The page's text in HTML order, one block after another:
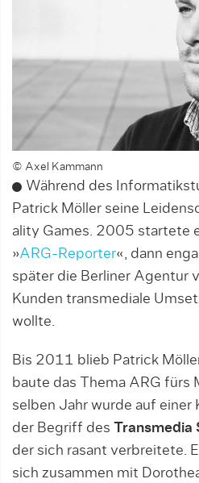
© Axel Kammann
Während des
Patrick Möller sei­ne
ali­ty Games. 2005 startete
»ARG-Reporter«, dann
später die Ber­liner Agentur
Kunden transmediale
wollte.
Bis 2011 blieb Patrick
baute das Thema ARG fürs
selben Jahr wurde auf einer
der Begriff des Transmedia
der sich rasant ver­breitete.
sich zusammen mit